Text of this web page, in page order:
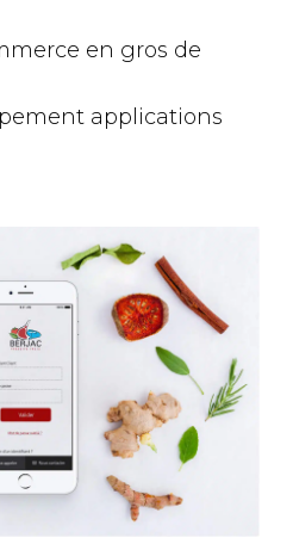
en gros de
applications